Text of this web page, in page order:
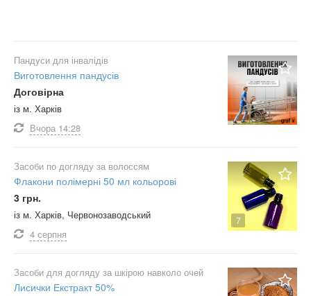
Пандуси для інвалідів
Виготовлення пандусів
Договірна
із м. Харків
Вчора 14:28
7
Засоби по догляду за волоссям
Флакони полімерні 50 мл кольорові
3 грн.
із м. Харків, Червонозаводський
4 серпня
Засоби для догляду за шкірою навколо очей
Лисички Екстракт 50%